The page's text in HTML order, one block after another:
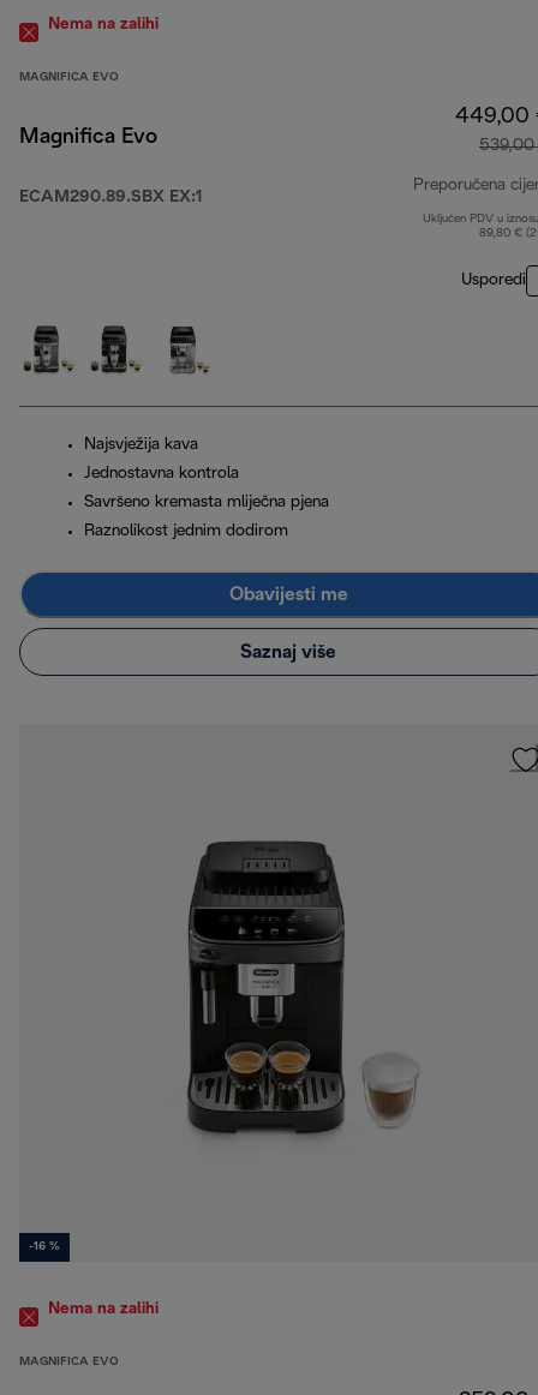
Nema na zalihi
MAGNIFICA EVO
Magnifica Evo
ECAM290.89.SBX EX:1
449,00
Preporučena
Uključen PDV u
89,80 €
Usporedi
Najsvježija kava
Jednostavna kontrola
Savršeno kremasta mliječna pjena
Raznolikost jednim dodirom
Obavijesti me
Saznaj više
-16 %
Nema na zalihi
MAGNIFICA EVO